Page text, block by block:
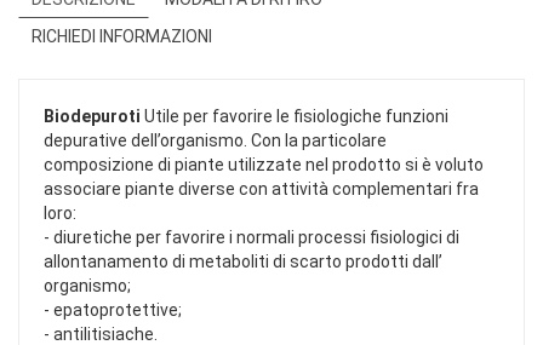
RICHIEDI INFORMAZIONI
Biodepuroti Utile per favorire le fisiologiche funzioni
depurative dell’organismo. Con la particolare
composizione di piante utilizzate nel prodotto si è voluto
associare piante diverse con attività complementari fra
loro:
- diuretiche per favorire i normali processi fisiologici di
allontanamento di metaboliti di scarto prodotti dall’
organismo;
- epatoprotettive;
- antilitisiache.